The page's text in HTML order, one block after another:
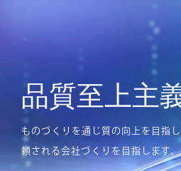
品質至上主義
ものづくりを通じ質の向上を目指
頼される会社づくりを目指します。